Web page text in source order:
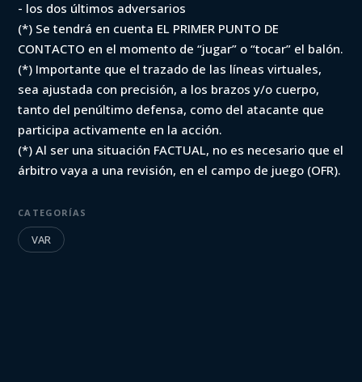
- los dos últimos adversarios
(*) Se tendrá en cuenta EL PRIMER PUNTO DE
CONTACTO en el momento de “jugar” o “tocar” el balón.
(*) Importante que el trazado de las líneas virtuales,
sea ajustada con precisión, a los brazos y/o cuerpo,
tanto del penúltimo defensa, como del atacante que
participa activamente en la acción.
(*) Al ser una situación FACTUAL, no es necesario que el
árbitro vaya a una revisión, en el campo de juego (OFR).
CATEGORÍAS
VAR